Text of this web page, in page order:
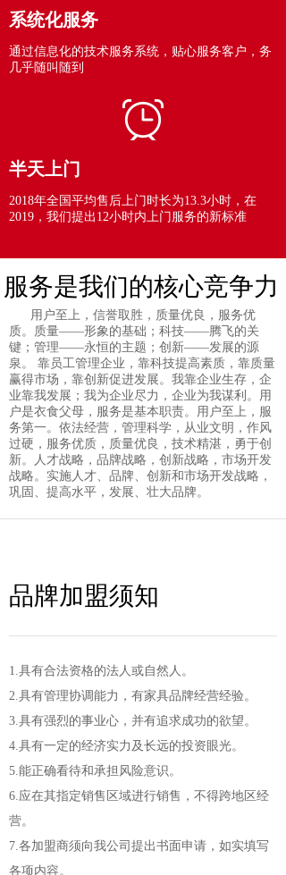
2018年全国平均售后上门时长为13.3小时，在
2019，我们提出12小时内上门服务的新标准
系统化服务
半天上门
通过信息化的技术服务系统，贴心服务客户，务
几乎随叫随到
用户至上，信誉取胜，质量优良，服务优
质。质量——形象的基础；科技——腾飞的关
键；管理——永恒的主题；创新——发展的源
泉。 靠员工管理企业，靠科技提高素质，靠质量
赢得市场，靠创新促进发展。我靠企业生存，企
业靠我发展；我为企业尽力，企业为我谋利。用
户是衣食父母，服务是基本职责。用户至上，服
务第一。依法经营，管理科学，从业文明，作风
过硬，服务优质，质量优良，技术精湛，勇于创
新。人才战略，品牌战略，创新战略，市场开发
战略。实施人才、品牌、创新和市场开发战略，
巩固、提高水平，发展、壮大品牌。
服务是我们的核心竞争力
品牌加盟须知
1.具有合法资格的法人或自然人。
2.具有管理协调能力，有家具品牌经营经验。
3.具有强烈的事业心，并有追求成功的欲望。
4.具有一定的经济实力及长远的投资眼光。
5.能正确看待和承担风险意识。
6.应在其指定销售区域进行销售，不得跨地区经
营。
7.各加盟商须向我公司提出书面申请，如实填写
各项内容。